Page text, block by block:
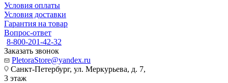
Условия оплаты
Условия доставки
Гарантия на товар
Вопрос-ответ
8-800-201-42-32
Заказать звонок
PletoraStore@yandex.ru
Санкт-Петербург, ул. Меркурьева, д. 7,
3 этаж